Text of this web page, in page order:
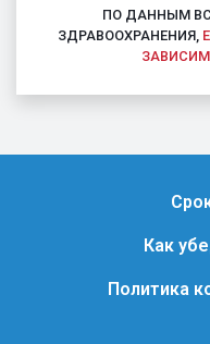
ПО ДАННЫМ
ЗДРАВООХРАНЕНИЯ,
Как
Политика